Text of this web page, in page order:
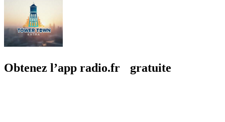
Obtenez l’app radio.fr gratuite